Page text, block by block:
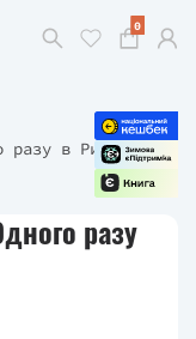
0
разу